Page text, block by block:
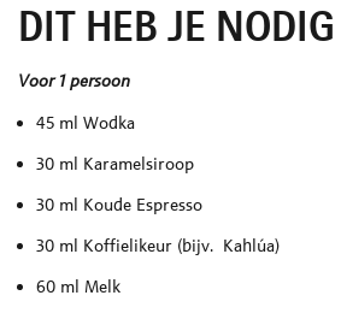
DIT HEB JE NODIG
Voor 1 persoon
45 ml Wodka
30 ml Karamelsiroop
30 ml Koude Espresso
30 ml Koffielikeur (bijv. Kahlúa)
60 ml Melk